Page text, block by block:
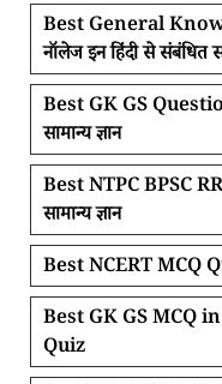
Best General
नॉलेज इन हिंदी से संबंधित
Best GK GS
सामान्य ज्ञान
Best NTPC BPSC
सामान्य ज्ञान
Best NCERT MCQ
Best GK GS MCQ in
Quiz